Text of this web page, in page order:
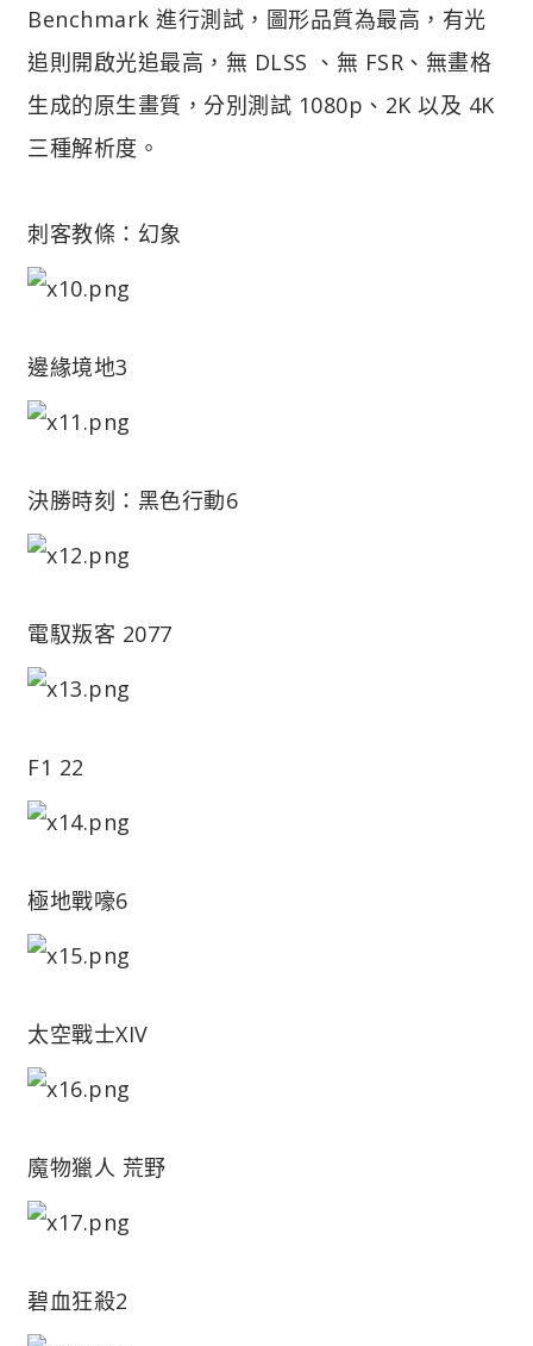
Benchmark 進行測試，圖形品質為最高，有光
追則開啟光追最高，無 DLSS 、無 FSR、無畫格
生成的原生畫質，分別測試 1080p、2K 以及 4K
三種解析度。
刺客教條：幻象
邊緣境地3
決勝時刻：黑色行動6
電馭叛客 2077
F1 22
極地戰嚎6
太空戰士XIV
魔物獵人 荒野
碧血狂殺2